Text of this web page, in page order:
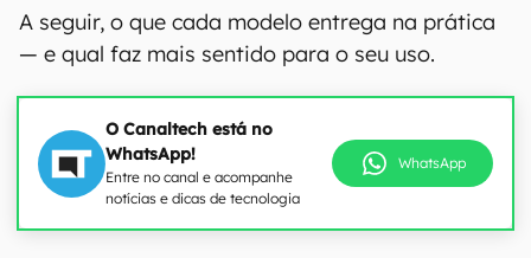
A seguir, o que cada modelo entrega na prática
— e qual faz mais sentido para o seu uso.
O Canaltech está no
WhatsApp!
Entre no canal e acompanhe
notícias e dicas de tecnologia
WhatsApp